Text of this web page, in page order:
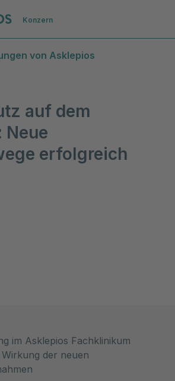
Zur Startseite
Konzern
von Asklepios
auf dem
Neue
erfolgreich
im Asklepios Fachklinikum
der neuen